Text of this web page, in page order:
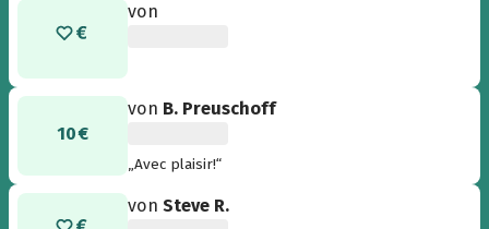
von
10 €
von B. Preuschoff
„Avec plaisir!“
vonSteve R.